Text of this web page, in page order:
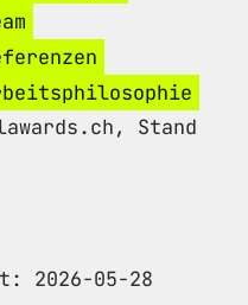
Stand
2026-05-28